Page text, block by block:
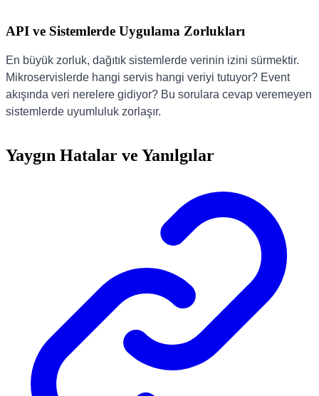
API ve Sistemlerde Uygulama Zorlukları
En büyük zorluk, dağıtık sistemlerde verinin izini sürmektir.
Mikroservislerde hangi servis hangi veriyi tutuyor? Event
akışında veri nerelere gidiyor? Bu sorulara cevap veremeyen
sistemlerde uyumluluk zorlaşır.
Yaygın Hatalar ve Yanılgılar